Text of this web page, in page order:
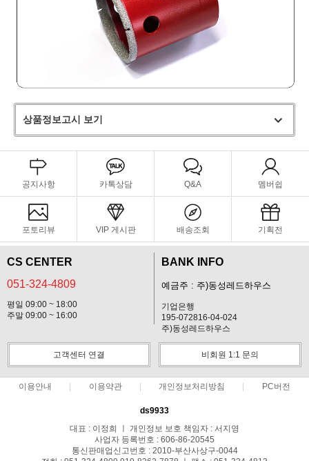
상품정보고시 보기
공지사항 카톡상담 Q&A 멤버쉽
포토리뷰 VIP 게시판 배송조회 기획전
CS CENTER
051-324-4809
평일 09:00 ~ 18:00
주말 09:00 ~ 16:00
BANK INFO
예금주 : 주)동성레드하우스
기업은행
195-072816-04-024
주)동성레드하우스
고객센터 연결 비회원 1:1 문의
이용안내 이용약관 개인정보처리방침 PC버전
ds9933
대표 : 이정희 ㅣ 개인정보 보호 책임자 : 서지영
사업자 등록번호 : 606-86-20545
통신판매업신고번호 : 2010-부산사상구-0044